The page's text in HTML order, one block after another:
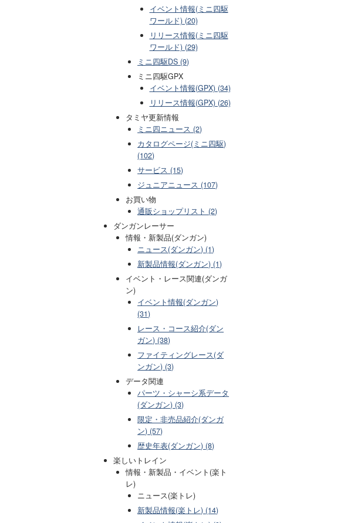
イベント情報(ミニ四駆
ワールド) (20)
リリース情報(ミニ四駆
ワールド) (29)
ミニ四駆DS (9)
ミニ四駆GPX
イベント情報(GPX) (34)
リリース情報(GPX) (26)
タミヤ更新情報
ミニ四ニュース (2)
カタログページ(ミニ四駆)
(102)
サービス (15)
ジュニアニュース (107)
お買い物
通販ショップリスト (2)
ダンガンレーサー
情報・新製品(ダンガン)
ニュース(ダンガン) (1)
新製品情報(ダンガン) (1)
イベント・レース関連(ダンガ
ン)
イベント情報(ダンガン)
(31)
レース・コース紹介(ダン
ガン) (38)
ファイティングレース(ダ
ンガン) (3)
データ関連
パーツ・シャーシ系データ
(ダンガン) (3)
限定・非売品紹介(ダンガ
ン) (57)
歴史年表(ダンガン) (8)
楽しいトレイン
情報・新製品・イベント(楽ト
レ)
ニュース(楽トレ)
新製品情報(楽トレ) (14)